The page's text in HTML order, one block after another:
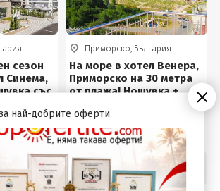
сезон
Синема,
със
и
All
и
до 14г
Приморско, България
На море в хотел Венера,
Приморско на 30 метра
от плажа! Нощувка +
закуска, вечеря, басейн
и шезлонг около
басейна на цени от 35 €
на човек2 дни / 1 нощувка
Цена от:
68.45 лв.
най-добрите оферти